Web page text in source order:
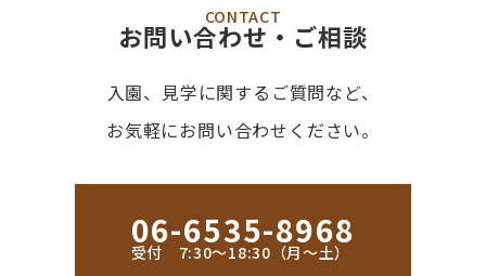
CONTACT
お問い合わせ・ご相談
入園、見学に関するご質問など、
お気軽にお問い合わせください。
06-6535-8968
受付 7:30〜18:30（月〜土）